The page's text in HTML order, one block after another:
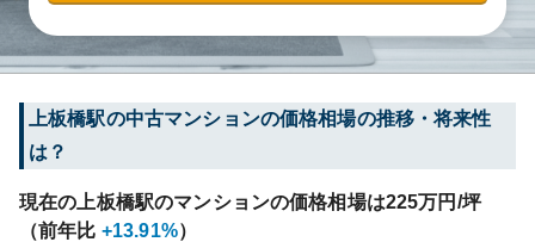
上板橋駅の中古マンションの価格相場の推移・将来性
は？
現在の 上板橋駅のマンションの価格相場は225万円/坪
（前年比 +13.91%）